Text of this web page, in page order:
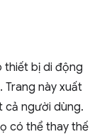
thiết bị di động
. Trang này xuất
cả người dùng.
có thể thay thế